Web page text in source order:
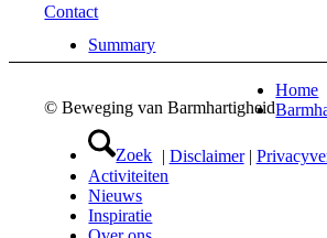
Summary
Zoek
Contact
© Beweging van Barmhartigheid
| Disclaimer|
Home
Activiteiten
Nieuws
Inspiratie